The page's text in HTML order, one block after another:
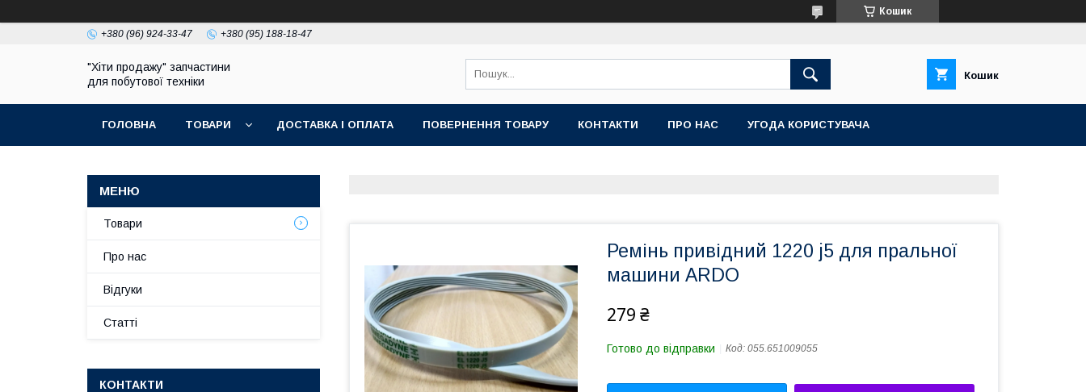
Кошик
+380 (96) 924-33-47 +380 (95) 188-18-47
"Хіти продажу" запчастини
для побутової техніки
Кошик
ГОЛОВНА ТОВАРИ ДОСТАВКА І ОПЛАТА ПОВЕРНЕННЯ ТОВАРУ КОНТАКТИ ПРО НАС УГОДА КОРИСТУВАЧА
Ремінь привідний 1220 j5 для пральної
машини ARDO
279 ₴
Готово до відправки Код: 055.651009055
Товари
Про нас
Відгуки
Статті
КОНТАКТИ